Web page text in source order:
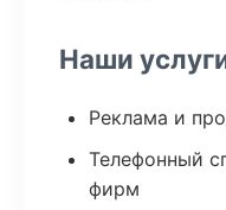
Наши
Реклама и
Телефонный
фирм